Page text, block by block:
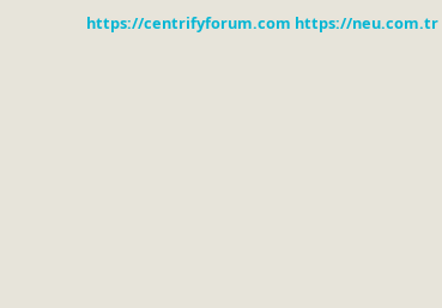
https://centrifyforum.com https://neu.com.tr